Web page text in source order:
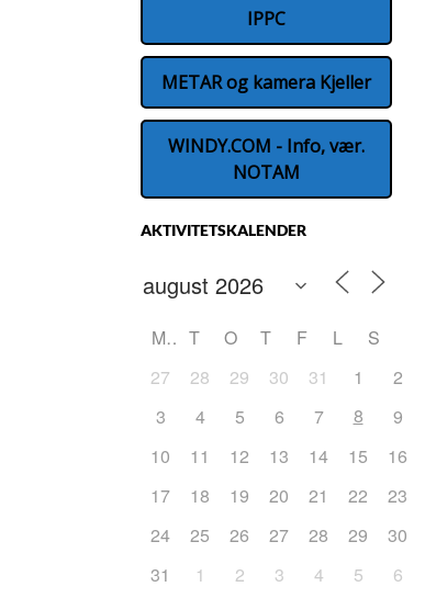
IPPC
METAR og kamera Kjeller
WINDY.COM - Info, vær.
NOTAM
AKTIVITETSKALENDER
M T O T F L
S
27
28 29 30 31 1
2
3
4 5 6 7 8
9
10
11 12 13 14 15
16
17
18 19 20 21 22
23
24
25 26 27 28 29
30
31
1 2 3 4 5 6